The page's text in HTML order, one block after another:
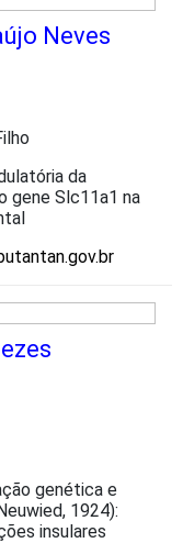
Neves
da
gene Slc11a1 na
genética e
1924):
insulares